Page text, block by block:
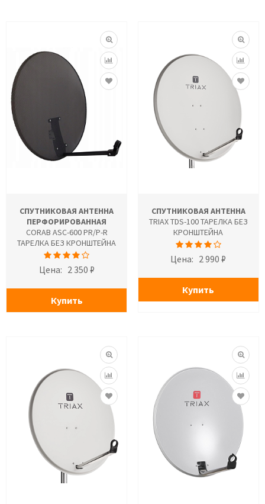
СПУТНИКОВАЯ АНТЕННА
ПЕРФОРИРОВАННАЯ
CORAB ASC-600 PR/P-R
ТАРЕЛКА БЕЗ КРОНШТЕЙНА
Цена: 2 350 ₽
Купить
СПУТНИКОВАЯ АНТЕННА
TRIAX TDS-100 ТАРЕЛКА БЕЗ
КРОНШТЕЙНА
Цена: 2 990 ₽
Купить